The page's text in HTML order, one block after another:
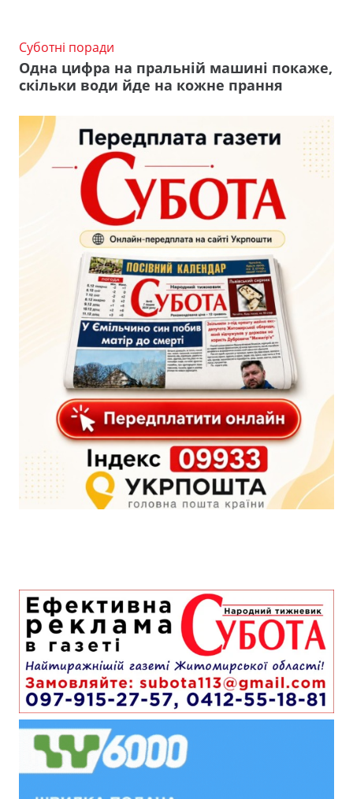
Суботні поради
Одна цифра на пральній машині покаже,
скільки води йде на кожне прання